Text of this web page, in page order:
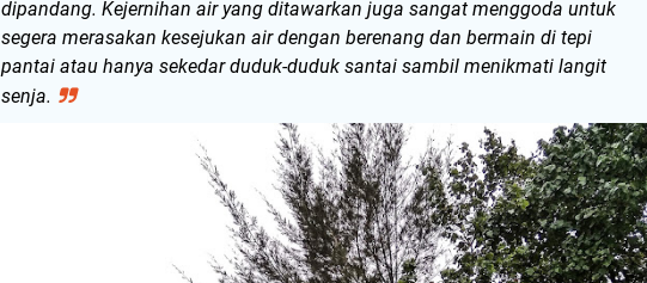
dipandang. Kejernihan air yang ditawarkan juga sangat menggoda untuk
segera merasakan kesejukan air dengan berenang dan bermain di tepi
pantai atau hanya sekedar duduk-duduk santai sambil menikmati langit
senja.